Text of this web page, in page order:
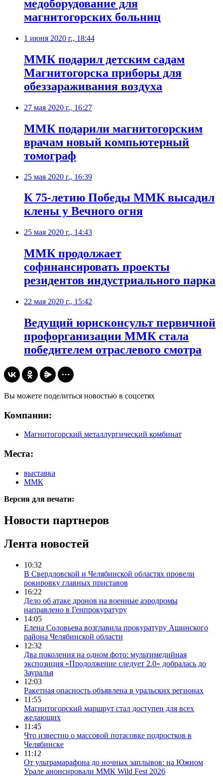
медоборудование для
магнитогорских больниц
1 июня 2020 г., 18:44
ММК подарил детским садам
Магнитогорска приборы для
обеззараживания воздуха
27 мая 2020 г., 16:27
ММК подарили магнитогорским
врачам новый компьютерный
томограф
25 мая 2020 г., 16:39
К 75-летию Победы ММК высадил
клены у Вечного огня
25 мая 2020 г., 14:43
ММК продолжает
софинансировать проекты
резидентов индустриального парка
22 мая 2020 г., 15:42
Ведущий юрисконсульт первичной
профорганизации ММК стала
победителем отраслевого смотра
Вы можете поделиться новостью в соцсетях
Компании:
Магнитогорский металлургический комбинат
Места:
выставка
ММК
Версия для печати:
Новости партнеров
Лента новостей
10:32
В Свердловской и Челябинской областях провели
рокировку главных приставов
16:22
Дело об атаке дронов на военные аэродромы
направлено в Генпрокуратуру
14:05
Елена Соловьева возглавила прокуратуру Ашинского
района Челябинской области
12:32
Два поколения на одном фото: мультимедийная
экспозиция «Продолжение следует 2.0» добралась до
Зауралья
12:03
Ракетная опасность объявлена в уральских регионах
11:55
Магнитогорский маршрут стал доступен для всех
желающих
11:45
Что известно о массовой потасовке подростков в
Челябинске
11:12
От ультрамарафона до ночных заплывов: на Южном
Урале анонсировали ММК Wild Fest 2026